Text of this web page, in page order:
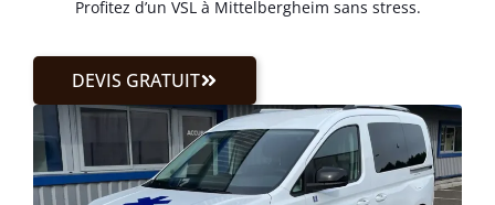
Profitez d’un VSL à Mittelbergheim sans stress.
DEVIS GRATUIT